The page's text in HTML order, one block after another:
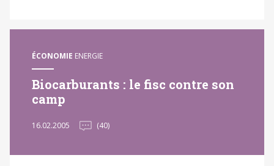
ÉCONOMIE ENERGIE
Biocarburants : le fisc contre son
camp
16.02.2005 (40)